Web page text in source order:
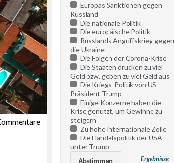
Europas Sanktionen gegen
Russland
Die nationale Politik
Die europäische Politik
Russlands Angriffskrieg gegen
die Ukraine
Die Folgen der Corona-Krise
Die Staaten drucken zu viel
Geld bzw. geben zu viel Geld aus
Die Kriegs-Politik von US-
Präsident Trump
Einige Konzerne haben die
Krise genutzt, um Gewinne zu
steigern
Zu hohe internationale Zölle
Die Handelspolitik der USA
unter Trump
Ergebnisse